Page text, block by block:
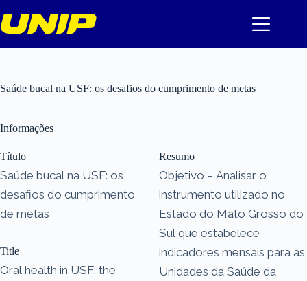
para
o
Saúde bucal na USF: os desafios do cumprimento de metas
Informações
Título
Saúde bucal na USF: os
desafios do cumprimento
de metas
Title
Oral health in USF: the
Resumo
Objetivo – Analisar o
instrumento utilizado no
Estado do Mato Grosso do
Sul que estabelece
indicadores mensais para as
Unidades da Saúde da